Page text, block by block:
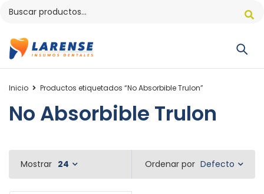
Inicio Productos etiquetados “No Absorbible Trulon”
No Absorbible Trulon
Ordenar por Defecto
Mostrar 24